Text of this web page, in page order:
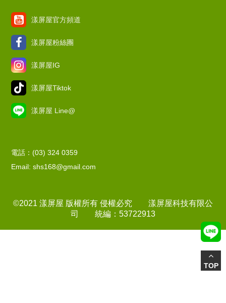
漾屏屋官方頻道
漾屏屋粉絲團
漾屏屋IG
漾屏屋Tiktok
漾屏屋 Line@
電話：(03) 324 0359
Email: shs168@gmail.com
©2021 漾屏屋 版權所有 侵權必究 漾屏屋科技有限公
司 統編：53722913
TOP